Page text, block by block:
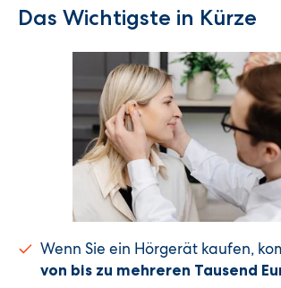
Das Wichtigste in Kürze
Wenn Sie ein Hörgerät kaufen,
von bis zu mehreren Tausend